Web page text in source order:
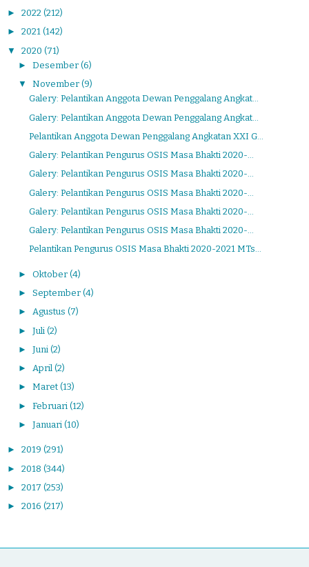
► 2022 (212)
► 2021 (142)
▼ 2020 (71)
► Desember (6)
▼ November (9)
Galery: Pelantikan Anggota Dewan Penggalang Angkat...
Galery: Pelantikan Anggota Dewan Penggalang Angkat...
Pelantikan Anggota Dewan Penggalang Angkatan XXI G...
Galery: Pelantikan Pengurus OSIS Masa Bhakti 2020-...
Galery: Pelantikan Pengurus OSIS Masa Bhakti 2020-...
Galery: Pelantikan Pengurus OSIS Masa Bhakti 2020-...
Galery: Pelantikan Pengurus OSIS Masa Bhakti 2020-...
Galery: Pelantikan Pengurus OSIS Masa Bhakti 2020-...
Pelantikan Pengurus OSIS Masa Bhakti 2020-2021 MTs...
► Oktober (4)
► September (4)
► Agustus (7)
► Juli (2)
► Juni (2)
► April (2)
► Maret (13)
► Februari (12)
► Januari (10)
► 2019 (291)
► 2018 (344)
► 2017 (253)
► 2016 (217)